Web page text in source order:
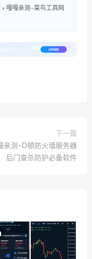
» 嘎嘎亲测–菜鸟工具网
下一篇
亲测–D顿防火墙服务器
后门查杀防护必备软件